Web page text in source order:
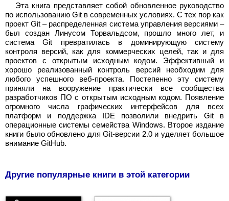
Эта книга представляет собой обновленное руководство
по использованию Git в современных условиях. С тех пор как
проект Git – распределенная система управления версиями –
был создан Линусом Торвальдсом, прошло много лет, и
система Git превратилась в доминирующую систему
контроля версий, как для коммерческих целей, так и для
проектов с открытым исходным кодом. Эффективный и
хорошо реализованный контроль версий необходим для
любого успешного веб-проекта. Постепенно эту систему
приняли на вооружение практически все сообщества
разработчиков ПО с открытым исходным кодом. Появление
огромного числа графических интерфейсов для всех
платформ и поддержка IDE позволили внедрить Git в
операционные системы семейства Windows. Второе издание
книги было обновлено для Git-версии 2.0 и уделяет большое
внимание GitHub.
Другие популярные книги в этой категории